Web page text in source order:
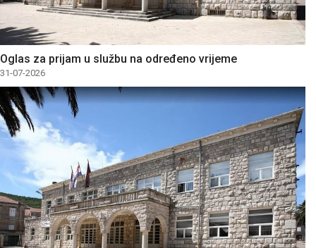
Oglas za prijam u službu na određeno vrijeme
31-07-2026